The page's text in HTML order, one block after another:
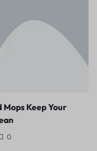
Mops Keep Your
0